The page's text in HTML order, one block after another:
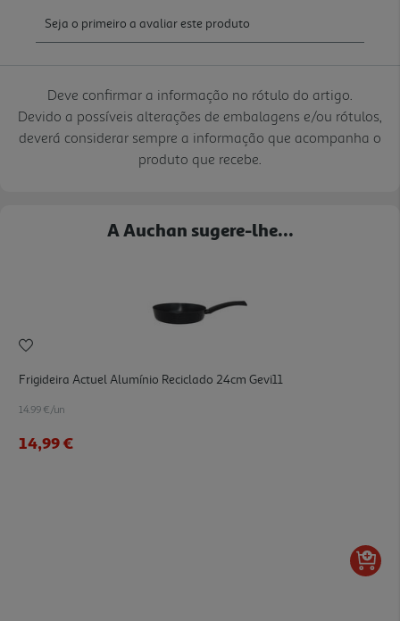
Deve confirmar a informação no rótulo do artigo.
Devido a possíveis alterações de embalagens e/ou rótulos,
deverá considerar sempre a informação que acompanha o
produto que recebe.
A Auchan sugere-lhe...
Frigideira Actuel Alumínio Reciclado 24cm Gevi11
14.99 €/un
14,99 €